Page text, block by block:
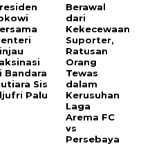
Bandara
Sis
Palu
Berawal
dari
Kekecewaan
Suporter,
Ratusan
Orang
Tewas
dalam
Kerusuhan
Laga
Arema FC
vs
Persebaya